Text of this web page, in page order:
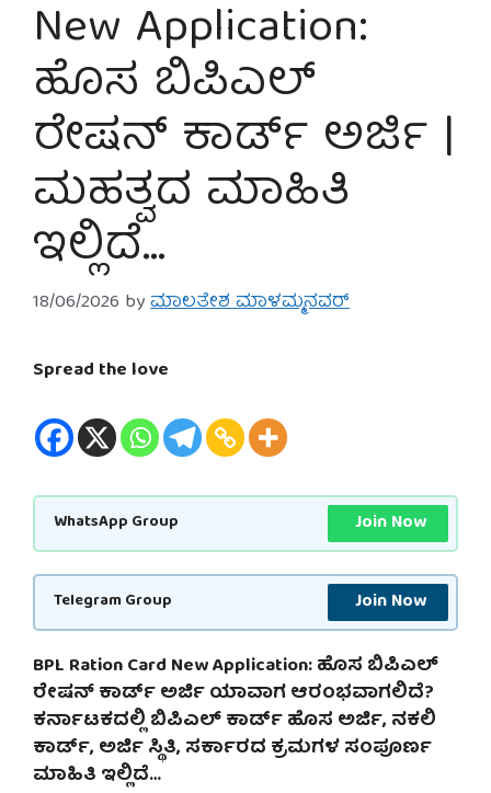
New Application:
ಹೊಸ ಬಿಪಿಎಲ್
ರೇಷನ್ ಕಾರ್ಡ್ ಅರ್ಜಿ |
ಮಹತ್ವದ ಮಾಹಿತಿ
ಇಲ್ಲಿದೆ…
18/06/2026 byಮಾಲತೇಶ ಮಾಳಮ್ಮನವರ್
Spread the love
WhatsApp Group Join Now
Telegram Group Join Now
BPL Ration Card New Application: ಹೊಸ ಬಿಪಿಎಲ್
ರೇಷನ್ ಕಾರ್ಡ್ ಅರ್ಜಿ ಯಾವಾಗ ಆರಂಭವಾಗಲಿದೆ?
ಕರ್ನಾಟಕದಲ್ಲಿ ಬಿಪಿಎಲ್ ಕಾರ್ಡ್ ಹೊಸ ಅರ್ಜಿ, ನಕಲಿ
ಕಾರ್ಡ್, ಅರ್ಜಿ ಸ್ಥಿತಿ, ಸರ್ಕಾರದ ಕ್ರಮಗಳ ಸಂಪೂರ್ಣ
ಮಾಹಿತಿ ಇಲ್ಲಿದೆ…